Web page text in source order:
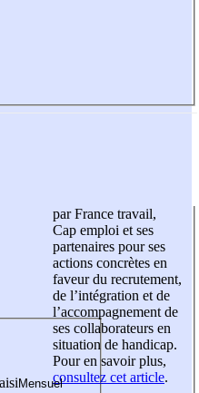
par France travail,
Cap emploi et ses
partenaires pour ses
actions concrètes en
faveur du recrutement,
de l’intégration et de
l’accompagnement de
ses collaborateurs en
situation de handicap.
Pour en savoir plus,
consultez cet article.